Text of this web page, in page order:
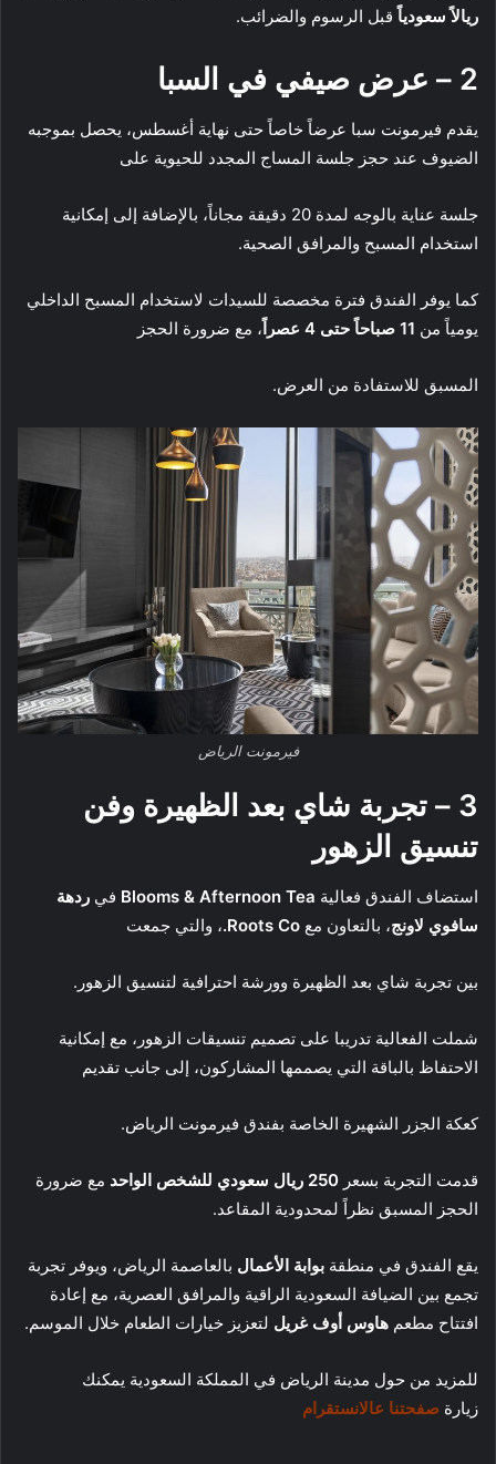
ريالاً سعودياً قبل الرسوم والضرائب.
2 – عرض صيفي في السبا
يقدم فيرمونت سبا عرضاً خاصاً حتى نهاية أغسطس، يحصل بموجبه
الضيوف عند حجز جلسة المساج المجدد للحيوية على
جلسة عناية بالوجه لمدة 20 دقيقة مجاناً، بالإضافة إلى إمكانية
استخدام المسبح والمرافق الصحية.
كما يوفر الفندق فترة مخصصة للسيدات لاستخدام المسبح الداخلي
يومياً من 11 صباحاً حتى 4 عصراً ، مع ضرورة الحجز
المسبق للاستفادة من العرض.
فيرمونت الرياض
3 – تجربة شاي بعد الظهيرة وفن
تنسيق الزهور
استضاف الفندق فعالية Blooms & Afternoon Tea في ردهة
سافوي لاونج، بالتعاون مع Roots Co. ، والتي جمعت
بين تجربة شاي بعد الظهيرة وورشة احترافية لتنسيق الزهور.
شملت الفعالية تدريبا على تصميم تنسيقات الزهور، مع إمكانية
الاحتفاظ بالباقة التي يصممها المشاركون، إلى جانب تقديم
كعكة الجزر الشهيرة الخاصة بفندق فيرمونت الرياض.
قدمت التجربة بسعر 250 ريال سعودي للشخص الواحد
مع ضرورة
الحجز المسبق نظراً لمحدودية المقاعد.
يقع الفندق في منطقة بوابة الأعمال بالعاصمة الرياض، ويوفر تجربة
تجمع بين الضيافة السعودية الراقية والمرافق العصرية، مع إعادة
افتتاح مطعم هاوس أوف غريل لتعزيز خيارات الطعام خلال الموسم.
للمزيد من حول مدينة الرياض في المملكة السعودية يمكنك
زيارة صفحتنا عالانستقرام